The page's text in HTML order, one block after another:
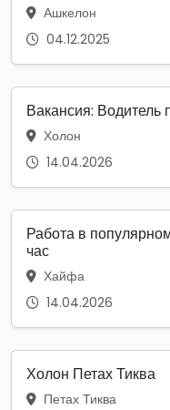
Ашкелон
04.12.2025
Вакансия: Водитель
Холон
14.04.2026
Работа в
час
Хайфа
14.04.2026
Холон Петах Тиква
Петах Тиква